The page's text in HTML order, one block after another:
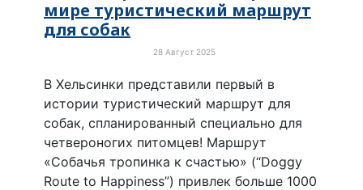
мире туристический маршрут
для собак
28 Август 2025
В Хельсинки представили первый в
истории туристический маршрут для
собак, спланированный специально для
четвероногих питомцев! Маршрут
«Собачья тропинка к счастью» (“Doggy
Route to Happiness”) привлек больше 1000